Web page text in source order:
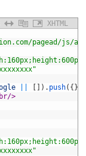
XHTML
pagead/js/
) . push( { }
>